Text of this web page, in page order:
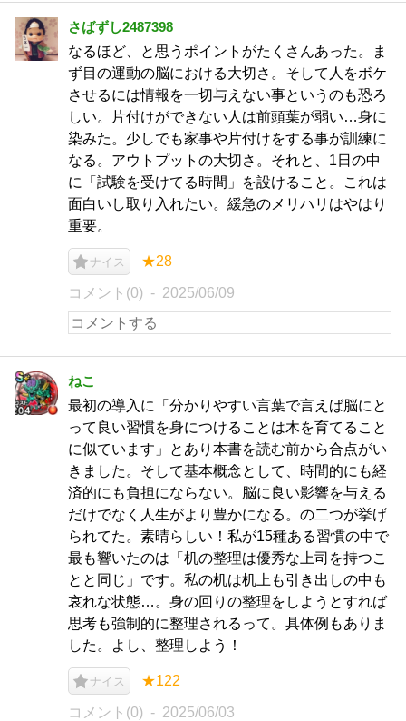
さばずし2487398
なるほど、と思うポイントがたくさんあった。ま
ず目の運動の脳における大切さ。そして人をボケ
させるには情報を一切与えない事というのも恐ろ
しい。片付けができない人は前頭葉が弱い…身に
染みた。少しでも家事や片付けをする事が訓練に
なる。アウトプットの大切さ。それと、1日の中
に「試験を受けてる時間」を設けること。これは
面白いし取り入れたい。緩急のメリハリはやはり
重要。
ナイス ★28
コメント(0) 2025/06/09
ねこ
最初の導入に「分かりやすい言葉で言えば脳にと
って良い習慣を身につけることは木を育てること
に似ています」とあり本書を読む前から合点がい
きました。そして基本概念として、時間的にも経
済的にも負担にならない。脳に良い影響を与える
だけでなく人生がより豊かになる。の二つが挙げ
られてた。素晴らしい！私が15種ある習慣の中で
最も響いたのは「机の整理は優秀な上司を持つこ
とと同じ」です。私の机は机上も引き出しの中も
哀れな状態…。身の回りの整理をしようとすれば
思考も強制的に整理されるって。具体例もありま
した。よし、整理しよう！
ナイス ★122
コメント(0) 2025/06/03